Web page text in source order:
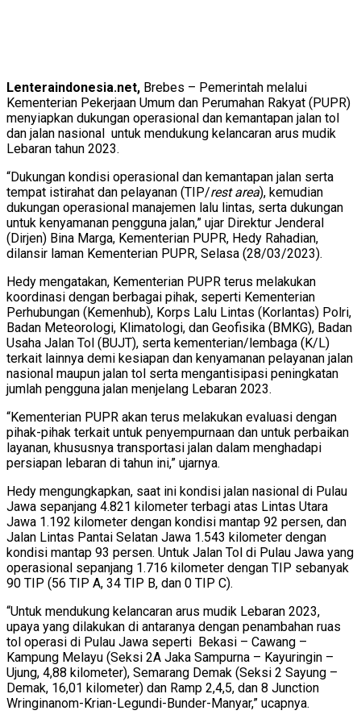
Lenteraindonesia.net, Brebes – Pemerintah melalui
Kementerian Pekerjaan Umum dan Perumahan Rakyat (PUPR)
menyiapkan dukungan operasional dan kemantapan jalan tol
dan jalan nasional untuk mendukung kelancaran arus mudik
Lebaran tahun 2023.
“Dukungan kondisi operasional dan kemantapan jalan serta
tempat istirahat dan pelayanan (TIP/rest area), kemudian
dukungan operasional manajemen lalu lintas, serta dukungan
untuk kenyamanan pengguna jalan,” ujar Direktur Jenderal
(Dirjen) Bina Marga, Kementerian PUPR, Hedy Rahadian,
dilansir laman Kementerian PUPR, Selasa (28/03/2023).
Hedy mengatakan, Kementerian PUPR terus melakukan
koordinasi dengan berbagai pihak, seperti Kementerian
Perhubungan (Kemenhub), Korps Lalu Lintas (Korlantas) Polri,
Badan Meteorologi, Klimatologi, dan Geofisika (BMKG), Badan
Usaha Jalan Tol (BUJT), serta kementerian/lembaga (K/L)
terkait lainnya demi kesiapan dan kenyamanan pelayanan jalan
nasional maupun jalan tol serta mengantisipasi peningkatan
jumlah pengguna jalan menjelang Lebaran 2023.
“Kementerian PUPR akan terus melakukan evaluasi dengan
pihak-pihak terkait untuk penyempurnaan dan untuk perbaikan
layanan, khususnya transportasi jalan dalam menghadapi
persiapan lebaran di tahun ini,” ujarnya.
Hedy mengungkapkan, saat ini kondisi jalan nasional di Pulau
Jawa sepanjang 4.821 kilometer terbagi atas Lintas Utara
Jawa 1.192 kilometer dengan kondisi mantap 92 persen, dan
Jalan Lintas Pantai Selatan Jawa 1.543 kilometer dengan
kondisi mantap 93 persen. Untuk Jalan Tol di Pulau Jawa yang
operasional sepanjang 1.716 kilometer dengan TIP sebanyak
90 TIP (56 TIP A, 34 TIP B, dan 0 TIP C).
“Untuk mendukung kelancaran arus mudik Lebaran 2023,
upaya yang dilakukan di antaranya dengan penambahan ruas
tol operasi di Pulau Jawa seperti Bekasi – Cawang –
Kampung Melayu (Seksi 2A Jaka Sampurna – Kayuringin –
Ujung, 4,88 kilometer), Semarang Demak (Seksi 2 Sayung –
Demak, 16,01 kilometer) dan Ramp 2,4,5, dan 8 Junction
Wringinanom-Krian-Legundi-Bunder-Manyar,” ucapnya.